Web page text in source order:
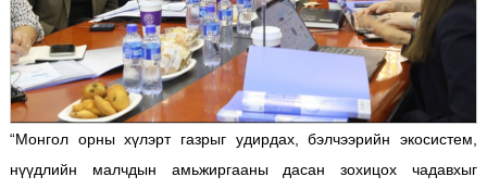
“Монгол орны хүлэрт газрыг удирдах, бэлчээрийн экосистем,
нүүдлийн малчдын амьжиргааны дасан зохицох чадавхыг